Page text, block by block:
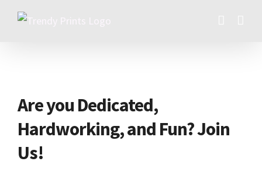
Are you Dedicated,
Hardworking, and Fun? Join
Us!